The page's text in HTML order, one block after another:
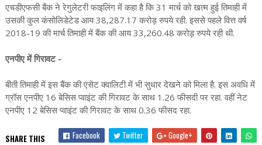
एचडीएफसी बैंक ने रेगुलेटरी फाइलिंग में कहा है कि 31 मार्च को खत्म हुई तिमाही में
उसकी कुल कंसोलिडेटेड आय 38,287.17 करोड़ रुपये रही. इससे पहले वित्त वर्ष
2018-19 की मार्च तिमाही में बैंक की आय 33,260.48 करोड़ रुपये रही थी.
एनपीए में गिरावट -
बीती तिमाही में इस बैंक की एसेट क्वालिटी में भी सुधार देखने को मिला है. इस अवधि में
ग्रॉस एनपीए 16 बेसिस प्वाइंट की गिरावट के साथ 1.26 फीसदी पर रहा. वहीं नेट
एनपीए 12 बेसिस प्वाइंट की गिरावट के साथ 0.36 फीसद रहा.
SHARE THIS Facebook Twitter Google+